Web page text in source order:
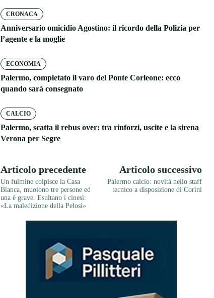
CRONACA
Anniversario omicidio Agostino: il ricordo della Polizia per
l’agente e la moglie
ECONOMIA
Palermo, completato il varo del Ponte Corleone: ecco
quando sarà consegnato
CALCIO
Palermo, scatta il rebus over: tra rinforzi, uscite e la sirena
Verona per Segre
Articolo precedente
Un fulmine colpisce la Casa
Bianca, muoiono tre persone ed
una è grave. Esultano i cinesi:
«La maledizione della Pelosi»
Articolo successivo
Palermo calcio: novità nello staff
tecnico a disposizione di Corini